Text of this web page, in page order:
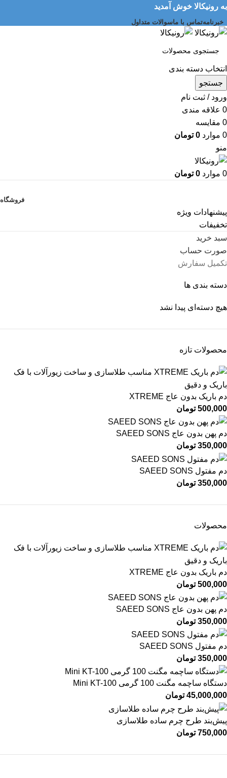
به رونیکالا خوش آمدید
خبرنامهتماس با ماسوالات متداول
انتخاب دسته بندی
جستجو
ورود / ثبت نام
0 علاقه مندی
0 مقایسه
0 موارد 0 تومان
منو
0 موارد 0 تومان
فروشگاه
پیشنهادات ویژه
تخفیفات
سبد خرید
صورت حساب
تکمیل سفارش
دسته بندی ها
هیچ دسته‌ای پیدا نشد
محصولات تازه
دم باریک بدون عاج XTREME
500,000 تومان
دم پهن بدون عاج SAEED SONS
350,000 تومان
دم مفتول SAEED SONS
350,000 تومان
محصولات
دم باریک بدون عاج XTREME
500,000 تومان
دم پهن بدون عاج SAEED SONS
350,000 تومان
دم مفتول SAEED SONS
350,000 تومان
دستگاه ساچمه مگنت 100 گرمی Mini KT-100
45,000,000 تومان
پیش‌بند طرح چرم ساده طلاسازی
750,000 تومان